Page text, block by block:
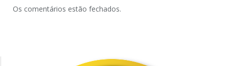
Os comentários estão fechados.